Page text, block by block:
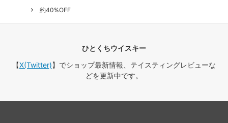
約40%OFF
ひとくちウイスキー
【X(Twitter)】でショップ最新情報、テイスティングレビューな
どを更新中です。